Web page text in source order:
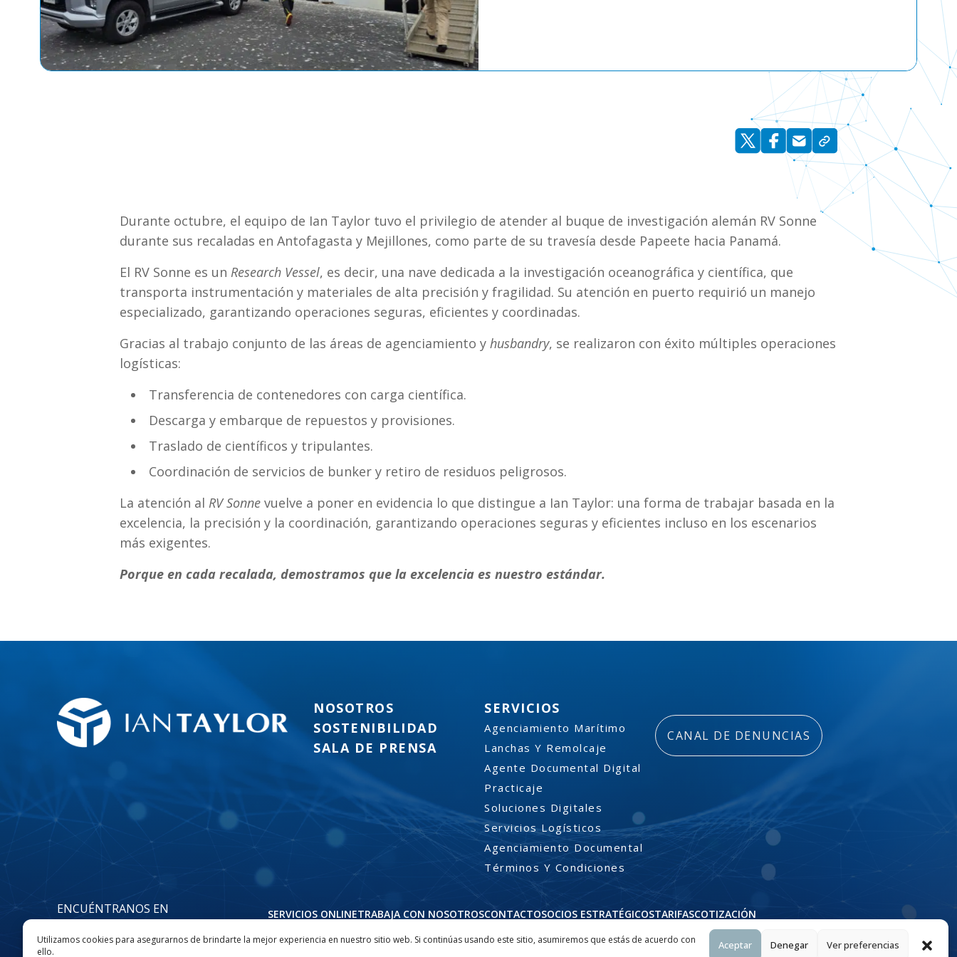
Utilizamos cookies para asegurarnos de brindarte la mejor experiencia en nuestro sitio web. Si continúas usando este sitio, asumiremos que estás de acuerdo con
ello.
Aceptar Denegar Ver preferencias
Durante octubre, el equipo de Ian Taylor tuvo el privilegio de atender al buque de investigación alemán RV Sonne
durante sus recaladas en Antofagasta y Mejillones, como parte de su travesía desde Papeete hacia Panamá.
El RV Sonne es un Research Vessel, es decir, una nave dedicada a la investigación oceanográfica y científica, que
transporta instrumentación y materiales de alta precisión y fragilidad. Su atención en puerto requirió un manejo
especializado, garantizando operaciones seguras, eficientes y coordinadas.
Gracias al trabajo conjunto de las áreas de agenciamiento y husbandry, se realizaron con éxito múltiples operaciones
logísticas:
Transferencia de contenedores con carga científica.
Descarga y embarque de repuestos y provisiones.
Traslado de científicos y tripulantes.
Coordinación de servicios de bunker y retiro de residuos peligrosos.
La atención al RV Sonne vuelve a poner en evidencia lo que distingue a Ian Taylor: una forma de trabajar basada en la
excelencia, la precisión y la coordinación, garantizando operaciones seguras y eficientes incluso en los escenarios
más exigentes.
Porque en cada recalada, demostramos que la excelencia es nuestro estándar.
NOSOTROS
SOSTENIBILIDAD
SALA DE PRENSA
SERVICIOS
Agenciamiento Marítimo
Lanchas Y Remolcaje
Agente Documental Digital
Practicaje
Soluciones Digitales
Servicios Logísticos
Agenciamiento Documental
Términos Y Condiciones
CANAL DE DENUNCIAS
ENCUÉNTRANOS EN SERVICIOS ONLINETRABAJA CON NOSOTROSCONTACTOSOCIOS ESTRATÉGICOSTARIFASCOTIZACIÓN